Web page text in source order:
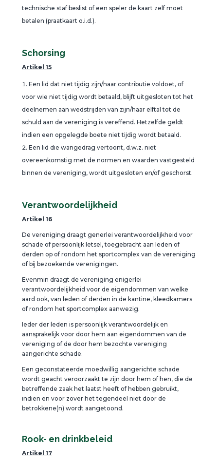
technische staf beslist of een speler de kaart zelf moet
betalen (praatkaart o.i.d.).
Schorsing
Artikel 15
Een lid dat niet tijdig zijn/haar contributie voldoet, of
voor wie niet tijdig wordt betaald, blijft uitgesloten tot het
deelnemen aan wedstrijden van zijn/haar elftal tot de
schuld aan de vereniging is vereffend. Hetzelfde geldt
indien een opgelegde boete niet tijdig wordt betaald.
Een lid die wangedrag vertoont, d.w.z. niet
overeenkomstig met de normen en waarden vastgesteld
binnen de vereniging, wordt uitgesloten en/of geschorst.
Verantwoordelijkheid
Artikel 16
De vereniging draagt generlei verantwoordelijkheid voor
schade of persoonlijk letsel, toegebracht aan leden of
derden op of rondom het sportcomplex van de vereniging
of bij bezoekende verenigingen.
Evenmin draagt de vereniging enigerlei
verantwoordelijkheid voor de eigendommen van welke
aard ook, van leden of derden in de kantine, kleedkamers
of rondom het sportcomplex aanwezig.
Ieder der leden is persoonlijk verantwoordelijk en
aansprakelijk voor door hem aan eigendommen van de
vereniging of de door hem bezochte vereniging
aangerichte schade.
Een geconstateerde moedwillig aangerichte schade
wordt geacht veroorzaakt te zijn door hem of hen, die de
betreffende zaak het laatst heeft of hebben gebruikt,
indien en voor zover het tegendeel niet door de
betrokkene(n) wordt aangetoond.
Rook- en drinkbeleid
Artikel 17